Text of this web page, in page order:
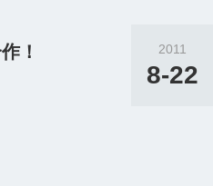
！ 2011
8-22